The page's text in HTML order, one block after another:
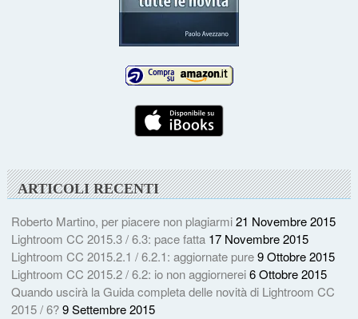
ARTICOLI RECENTI
Roberto Martino, per piacere non plagiarmi21 Novembre 2015
Lightroom CC 2015.3 / 6.3: pace fatta 17 Novembre 2015
Lightroom CC 2015.2.1 / 6.2.1: aggiornate pure9 Ottobre 2015
Lightroom CC 2015.2 / 6.2: io non aggiornerei6 Ottobre 2015
Quando uscirà la Guida completa delle novità di Lightroom CC
2015 / 6?9 Settembre 2015